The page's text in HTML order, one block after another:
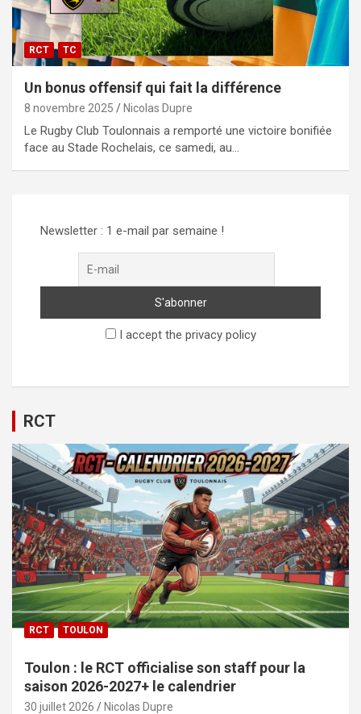
RCT TC
Un bonus offensif qui fait la différence
8 novembre 2025 Nicolas Dupre
Le Rugby Club Toulonnais a remporté une victoire bonifiée
face au Stade Rochelais, ce samedi, au…
Newsletter : 1 e-mail par semaine !
I accept the privacy policy
RCT
RCT TOULON
Toulon : le RCT officialise son staff pour la
saison 2026-2027+ le calendrier
30 juillet 2026 Nicolas Dupre